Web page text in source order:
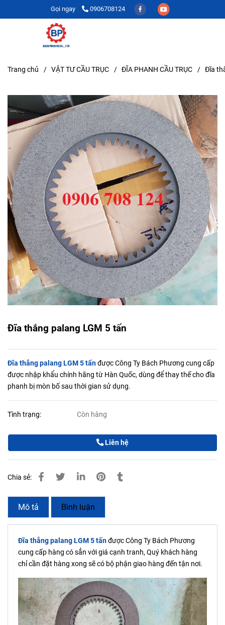
Gọi ngay 0906708124
Trang chủ / VẬT TƯ CẦU TRỤC / ĐĨA PHANH CẦU TRỤC / Đĩa
Đĩa thắng palang LGM 5 tấn
Đĩa thắng palang LGM 5 tấnđược Công Ty Bách Phương cung cấp
được nhập khẩu chính hãng từ Hàn Quốc, dùng để thay thế cho đĩa
phanh bị mòn bố sau thời gian sử dụng.
Tình trạng: Còn hàng
Liên hệ
Chia sẻ:
Mô tả Bình luận
Đĩa thắng palang LGM 5 tấnđược Công Ty Bách Phương
cung cấp hàng có sẳn với giá cạnh tranh, Quý khách hàng
chỉ cần đặt hàng xong sẽ có bộ phận giao hàng đến tận nơi.